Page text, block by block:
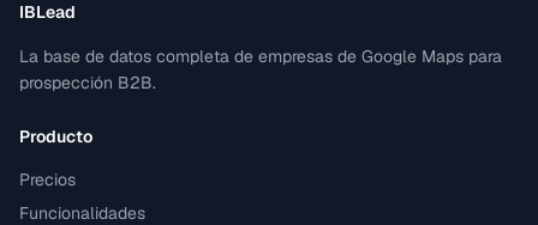
IBLead
La base de datos completa de empresas de Google Maps para
prospección B2B.
Producto
Precios
Funcionalidades